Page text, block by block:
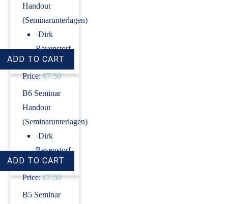
Handout
(Seminarunterlagen)
›Dirk
Revenstorf
Price: €7.50
B6 Seminar
Handout
(Seminarunterlagen)
›Dirk
Revenstorf
Price: €7.50
B5 Seminar